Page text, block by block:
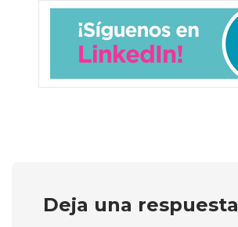
Deja una respuesta